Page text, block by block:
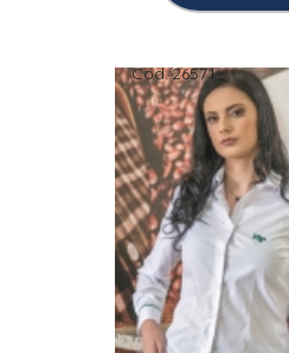
Cod.:26571